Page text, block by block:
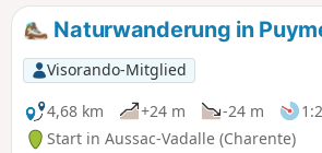
Stele errichtet. Von dieser Stele aus
Richtung Norden auf die tatsächliche
etwa 500 Meter entfernt liegt, wo ein
restauriertes Denkmal in völliger Stille
wartet.
Naturwanderung in
Visorando-Mitglied
4,68 km
+24 m -24 m
Start in Aussac-Vadalle (Charente)